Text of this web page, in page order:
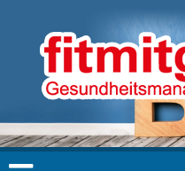
springen